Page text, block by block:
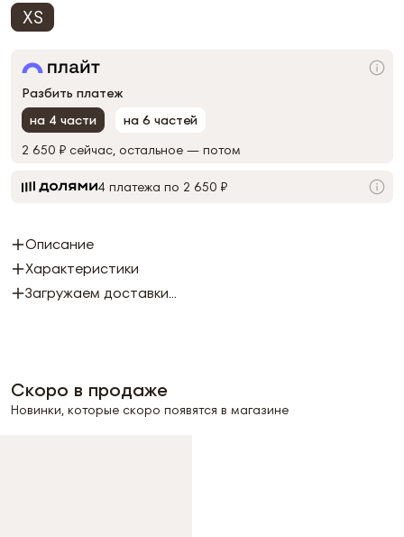
XS
Разбить платеж
на 4 части
на 6 частей
2 650 ₽ сейчас, остальное — потом
4 платежа по 2 650 ₽
Описание
Характеристики
Загружаем доставки...
Скоро в продаже
Новинки, которые скоро появятся в магазине